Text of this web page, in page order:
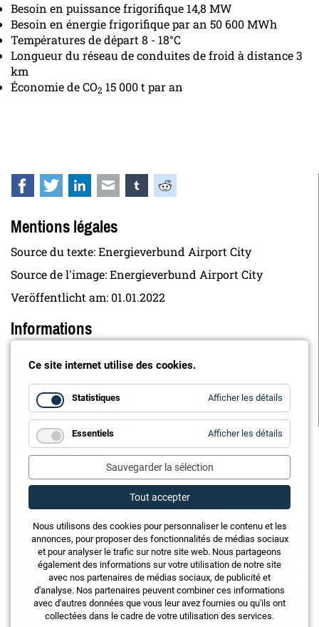
Besoin en puissance frigorifique 14,8 MW
Besoin en énergie frigorifique par an 50 600 MWh
Températures de départ 8 - 18°C
Longueur du réseau de conduites de froid à distance 3
km
Économie de CO2 15 000 t par an
Facebook
TwitterLinkedInE-mail tumblrReddit
Mentions légales
Source du texte: Energieverbund Airport City
Source de l'image: Energieverbund Airport City
Veröffentlicht am: 01.01.2022
Informations
Tags
réseau énergétique
solutions intelligentes
systèmes de chauffage
Autres articles
Ce site internet utilise des cookies.
Statistiques Afficher les détails
Essentiels Afficher les détails
Sauvegarder la sélection
Tout accepter
Nous utilisons des cookies pour personnaliser le contenu et les
annonces, pour proposer des fonctionnalités de médias sociaux
et pour analyser le trafic sur notre site web. Nous partageons
également des informations sur votre utilisation de notre site
avec nos partenaires de médias sociaux, de publicité et
d'analyse. Nos partenaires peuvent combiner ces informations
avec d'autres données que vous leur avez fournies ou qu'ils ont
collectées dans le cadre de votre utilisation des services.